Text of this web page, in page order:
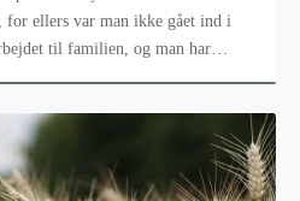
for ellers var man ikke gået ind i
til familien, og man har